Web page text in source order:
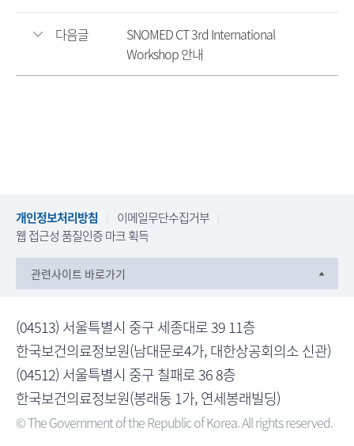
다음글
SNOMED CT 3rd International
Workshop 안내
개인정보처리방침
이메일무단수집거부
웹 접근성 품질인증 마크 획득
관련사이트 바로가기
(04513) 서울특별시 중구 세종대로 39 11층
한국보건의료정보원(남대문로4가, 대한상공회의소 신관)
(04512) 서울특별시 중구 칠패로 36 8층
한국보건의료정보원(봉래동 1가, 연세봉래빌딩)
© The Government of the Republic of Korea. All rights reserved.